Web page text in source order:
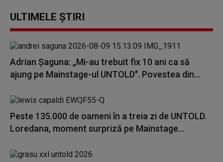
ULTIMELE ȘTIRI
Adrian Șaguna: „Mi-au trebuit fix 10 ani ca să
ajung pe Mainstage-ul UNTOLD". Povestea din...
Peste 135.000 de oameni în a treia zi de UNTOLD.
Loredana, moment surpriză pe Mainstage...